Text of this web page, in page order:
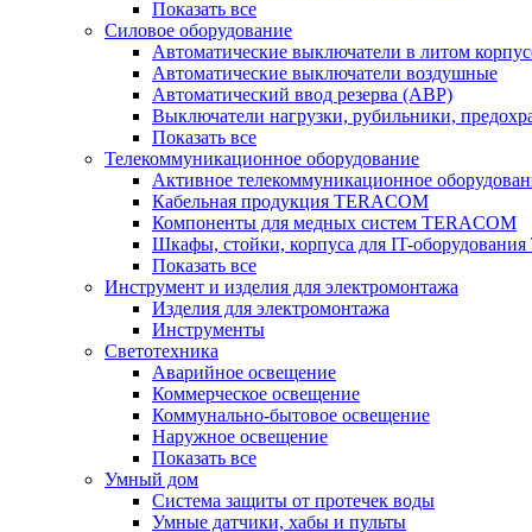
Показать все
Силовое оборудование
Автоматические выключатели в литом
Автоматические выключатели воздушные
Автоматический ввод резерва (АВР)
Выключатели нагрузки, рубильники,
Показать все
Телекоммуникационное оборудование
Активное телекоммуникационное
Кабельная продукция TERACOM
Компоненты для медных систем TERACOM
Шкафы, стойки, корпуса для IT-
Показать все
Инструмент и изделия для электромонтажа
Изделия для электромонтажа
Инструменты
Светотехника
Аварийное освещение
Коммерческое освещение
Коммунально-бытовое освещение
Наружное освещение
Показать все
Умный дом
Система защиты от протечек воды
Умные датчики, хабы и пульты